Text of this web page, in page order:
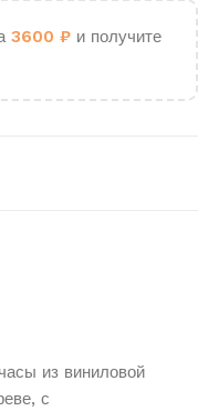
3600 ₽ и получите
из виниловой
с